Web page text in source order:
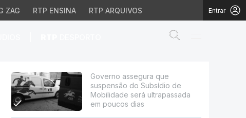
ZAG RTP ENSINA RTP ARQUIVOS Entrar
de Mobilidade
Governo assegura que
suspensão do Subsídio de
Mobilidade será ultrapassada
em poucos dias